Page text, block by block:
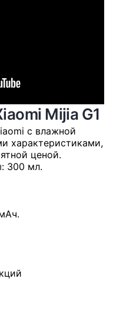
Mijia G1
с влажной
характеристиками,
ценой.
: 300 мл.